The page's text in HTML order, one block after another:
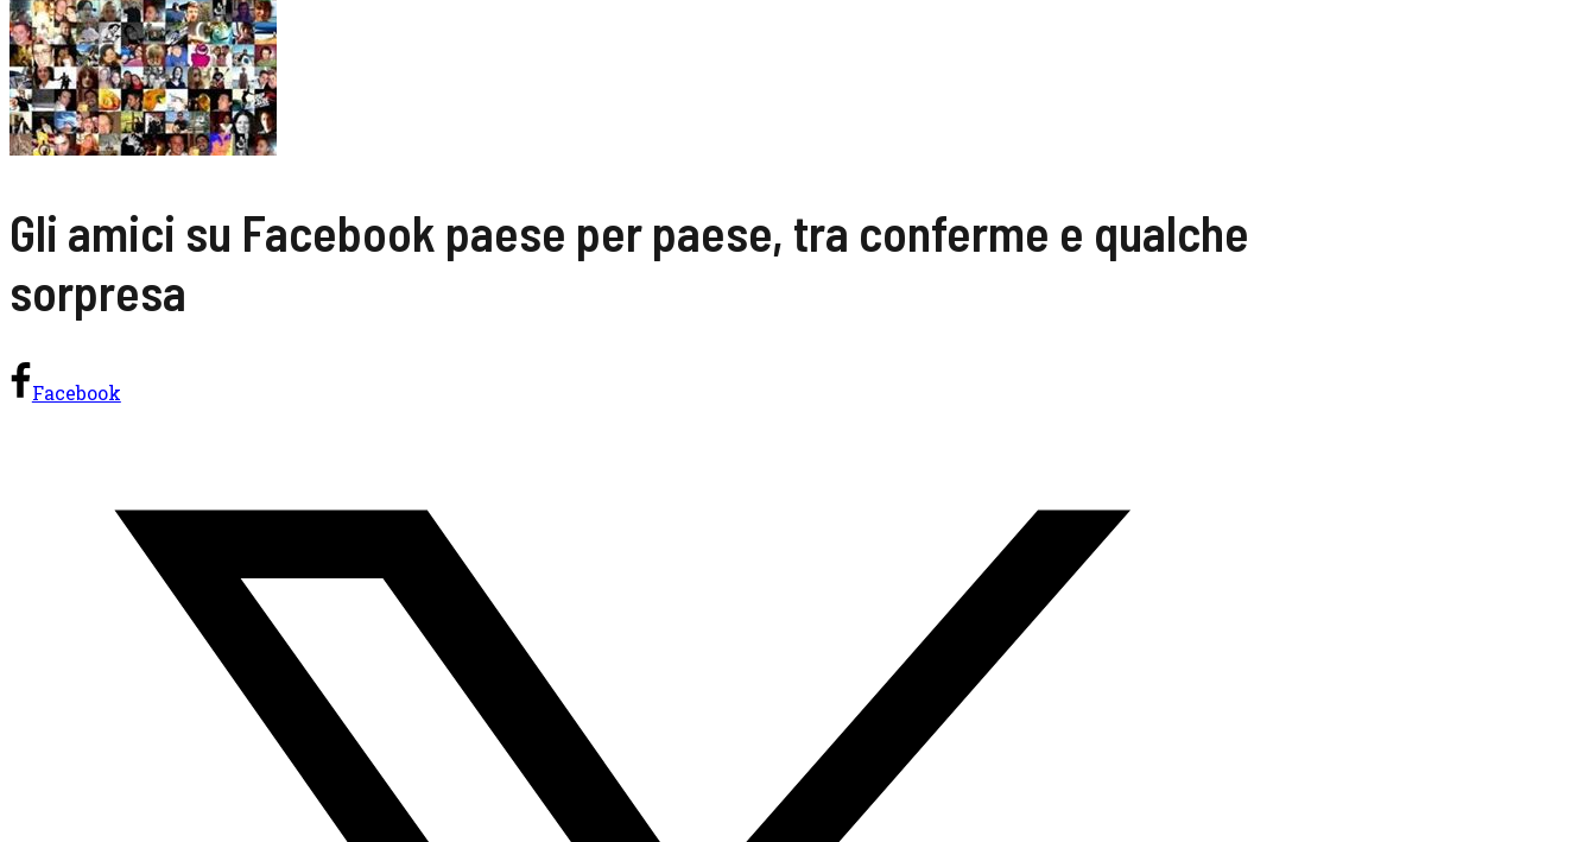
Gli amici su Facebook paese per paese, tra conferme e qualche
sorpresa
Facebook